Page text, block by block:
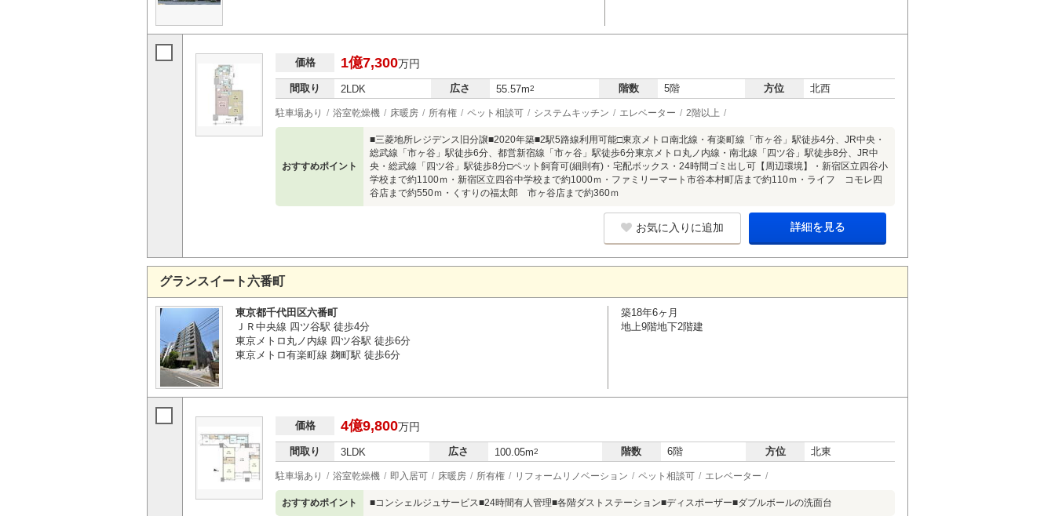
価格 1億7,300万円
間取り 2LDK 広さ 55.57m2 階数 5階 方位 北西
駐車場あり 浴室乾燥機 床暖房 所有権 ペット相談可 システムキッチン エレベーター 2階以上
おすすめポイント
■三菱地所レジデンス旧分譲■2020年築■2駅5路線利用可能□東京メトロ南北線・有楽町線「市ヶ谷」駅徒歩4分、JR中央・
総武線「市ヶ谷」駅徒歩6分、都営新宿線「市ヶ谷」駅徒歩6分東京メトロ丸ノ内線・南北線「四ツ谷」駅徒歩8分、JR中
央・総武線「四ツ谷」駅徒歩8分□ペット飼育可(細則有)・宅配ボックス・24時間ゴミ出し可【周辺環境】・新宿区立四谷小
学校まで約1100ｍ・新宿区立四谷中学校まで約1000ｍ・ファミリーマート市谷本村町店まで約110ｍ・ライフ コモレ四
谷店まで約550ｍ・くすりの福太郎 市ヶ谷店まで約360ｍ
お気に入りに追加 詳細を見る
グランスイート六番町
東京都千代田区六番町
ＪＲ中央線 四ツ谷駅 徒歩4分
東京メトロ丸ノ内線 四ツ谷駅 徒歩6分
東京メトロ有楽町線 麹町駅 徒歩6分
築18年6ヶ月
地上9階地下2階建
価格 4億9,800万円
間取り 3LDK 広さ 100.05m2 階数 6階 方位 北東
駐車場あり 浴室乾燥機 即入居可 床暖房 所有権 リフォームリノベーション ペット相談可 エレベーター
おすすめポイント ■コンシェルジュサービス■24時間有人管理■各階ダストステーション■ディスポーザー■ダブルボールの洗面台